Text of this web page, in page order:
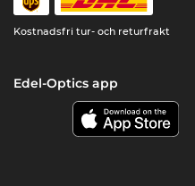
Kostnadsfri tur- och returfrakt
Edel-Optics app